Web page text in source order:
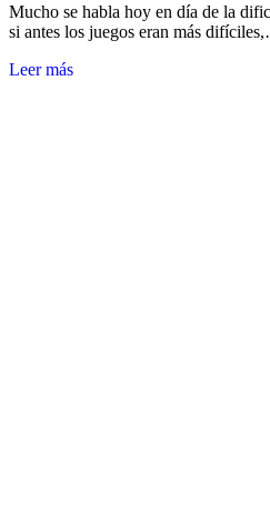
Mucho se habla hoy en día de la
si antes los juegos eran más
Leer más